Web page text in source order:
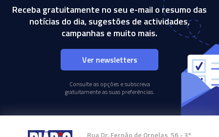
Receba gratuitamente no seu e-mail o resumo das
notícias do dia, sugestões de actividades,
campanhas e muito mais.
Ver newsletters
Consulte as opções e subscreva
gratuitamente as suas preferências.
Rua Dr. Fernão de Ornelas, 56 - 3º